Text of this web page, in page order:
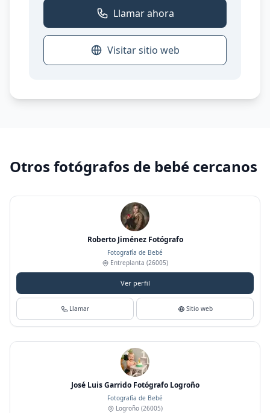
Llamar ahora
Visitar sitio web
Otros fotógrafos de bebé cercanos
Roberto Jiménez Fotógrafo
Fotografía de Bebé
Entreplanta (26005)
Ver perfil
Llamar Sitio web
José Luis Garrido Fotógrafo Logroño
Fotografía de Bebé
Logroño (26005)